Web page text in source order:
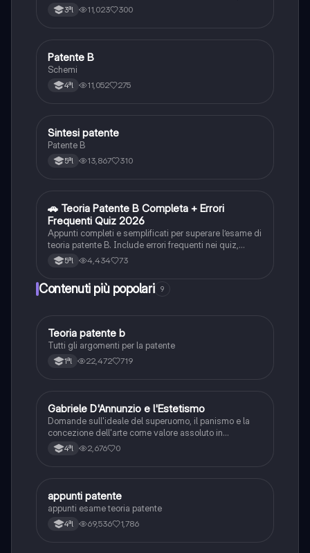
3ªl 11,023 300
Altro
Patente B
Schemi
4ªl 11,052 275
Altro
Sintesi patente
Patente B
5ªl 13,867 310
Altro
🚗 Teoria Patente B Completa + Errori
Frequenti Quiz 2026
Appunti completi e semplificati per superare l’esame di
teoria patente B. Include errori frequenti nei quiz,
spiegazioni chiare e schemi riassuntivi.
5ªl 4,434 73
Contenuti più popolari 9
Altro
Teoria patente b
Tutti gli argomenti per la patente
1ªl 22,472 719
GItaliano
Gabriele D'Annunzio e l'Estetismo
Domande sull'ideale del superuomo, il panismo e la
concezione dell'arte come valore assoluto in
D'Annunzio.
4ªl 2,676 0
Altro
appunti patente
appunti esame teoria patente
4ªl 69,536 1,786